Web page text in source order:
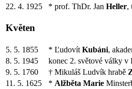
22. 4. 1925
* prof. ThDr. Jan Heller,
Květen
5. 5. 1855 * Ľudovít Kubáni,
8. 5. 1945
konec 2. světové války v
9. 5. 1760
† Mikuláš Ludvík hrabě
11. 5. 1625
* Alžběta Marie